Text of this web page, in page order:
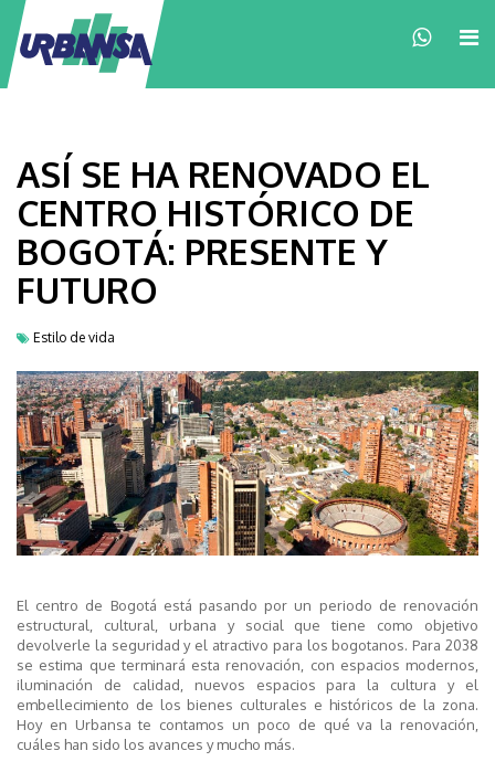
ASÍ SE HA RENOVADO EL
CENTRO HISTÓRICO DE
BOGOTÁ: PRESENTE Y
FUTURO
Estilo de vida
El centro de Bogotá está pasando por un periodo de renovación
estructural, cultural, urbana y social que tiene como objetivo
devolverle la seguridad y el atractivo para los bogotanos. Para 2038
se estima que terminará esta renovación, con espacios modernos,
iluminación de calidad, nuevos espacios para la cultura y el
embellecimiento de los bienes culturales e históricos de la zona.
Hoy en Urbansa te contamos un poco de qué va la renovación,
cuáles han sido los avances y mucho más.